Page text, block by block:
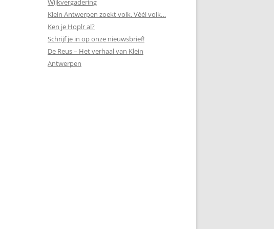
Wijkvergadering
Klein Antwerpen zoekt volk. Véél volk…
Ken je Hoplr al?
Schrijf je in op onze nieuwsbrief!
De Reus – Het verhaal van Klein
Antwerpen